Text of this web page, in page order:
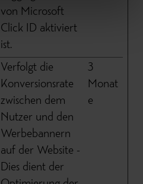
von Microsoft
Click ID aktiviert
ist.
Verfolgt die
Konversionsrate
zwischen dem
Nutzer und den
Werbebannern
auf der Website -
Dies dient der
3
Monat
e